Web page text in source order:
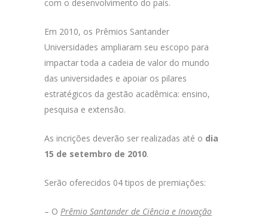
com o desenvolvimento do país.
Em 2010, os Prêmios Santander
Universidades ampliaram seu escopo para
impactar toda a cadeia de valor do mundo
das universidades e apoiar os pilares
estratégicos da gestão acadêmica: ensino,
pesquisa e extensão.
As incrições deverão ser realizadas até o dia
15 de setembro de 2010.
Serão oferecidos 04 tipos de premiações:
– O Prêmio Santander de Ciência e Inovação